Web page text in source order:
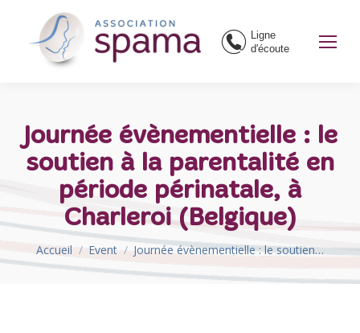
Ligne
d'écoute
Journée évènementielle : le
soutien à la parentalité en
période périnatale, à
Charleroi (Belgique)
Vous êtes ici :
Accueil Event Journée évènementielle : le soutien…